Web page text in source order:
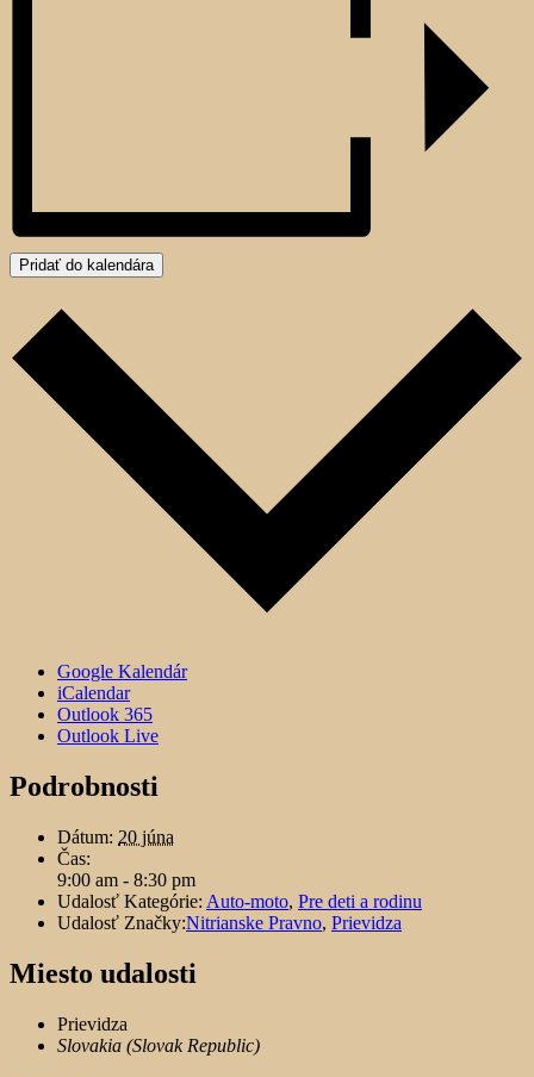
Pridať do kalendára
Google Kalendár
iCalendar
Outlook 365
Outlook Live
Podrobnosti
Dátum: 20 júna
Čas:
9:00 am - 8:30 pm
Udalosť Kategórie: Auto-moto, Pre deti a rodinu
Udalosť Značky:Nitrianske Pravno, Prievidza
Miesto udalosti
Prievidza
Slovakia (Slovak Republic)